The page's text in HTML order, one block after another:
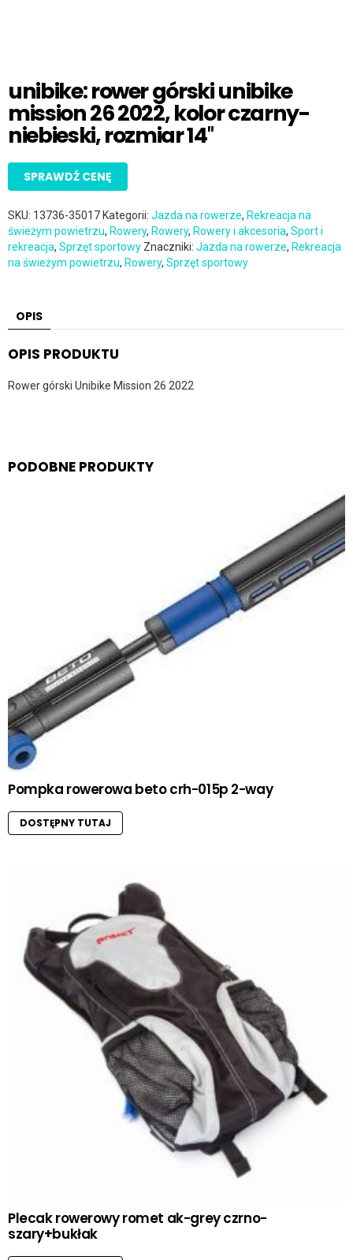
unibike: rower górski unibike
mission 26 2022, kolor czarny-
niebieski, rozmiar 14″
SPRAWDŹ CENĘ
SKU: 13736-35017 Kategorii: Jazda na rowerze, Rekreacja na
świeżym powietrzu, Rowery, Rowery, Rowery i akcesoria, Sport i
rekreacja, Sprzęt sportowy Znaczniki: Jazda na rowerze, Rekreacja
na świeżym powietrzu, Rowery, Sprzęt sportowy
OPIS
OPIS PRODUKTU
Rower górski Unibike Mission 26 2022
PODOBNE PRODUKTY
Pompka rowerowa beto crh-015p 2-way
DOSTĘPNY TUTAJ
Plecak rowerowy romet ak-grey czrno-
szary+bukłak